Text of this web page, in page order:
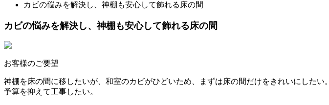
カビの悩みを解決し、神棚も安心して飾れる床の間
カビの悩みを解決し、神棚も安心して飾れる床の間
お客様のご要望
神棚を床の間に移したいが、和室のカビがひどいため、まずは床の間だけをきれいにしたい。
予算を抑えて工事したい。